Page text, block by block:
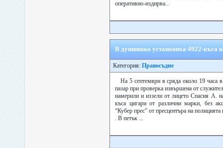
оперативно-издирва...
В дупнишко установиха 4922-къса
Категория: Правосъдие
На 5 септември в сряда около 19 часа
пазар при проверка извършена от
намерили и иззели от лицето Спасия А.
къса цигари от различни марки, без
“Кубер прес” от пресцентъра на
. В петък ...